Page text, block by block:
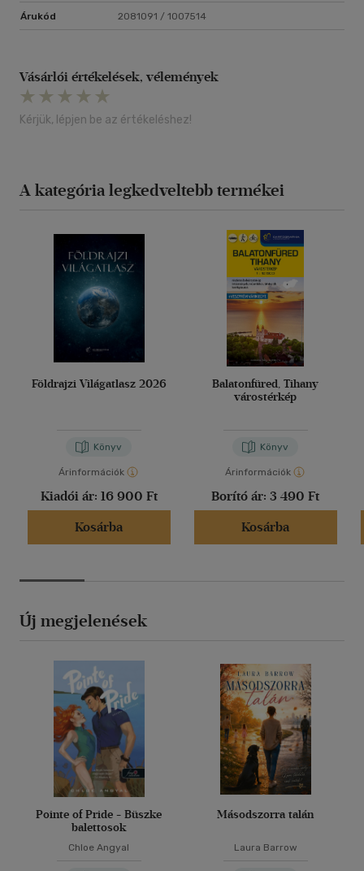
Árukód 2081091 / 1007514
Vásárlói értékelések, vélemények
Kérjük, lépjen be az értékeléshez!
A kategória legkedveltebb termékei
Földrajzi Világatlasz 2026
Könyv
Árinformációk
Kiadói ár: 16 900 Ft
Kosárba
Balatonfüred, Tihany
várostérkép
Könyv
Árinformációk
Borító ár: 3 490 Ft
Kosárba
Új megjelenések
Pointe of Pride - Büszke
balettosok
Chloe Angyal
Másodszorra talán
Laura Barrow